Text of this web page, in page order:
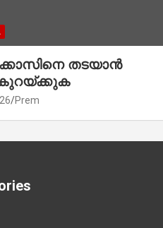
തടയാൻ
കുറയ്ക്കുക
Prem